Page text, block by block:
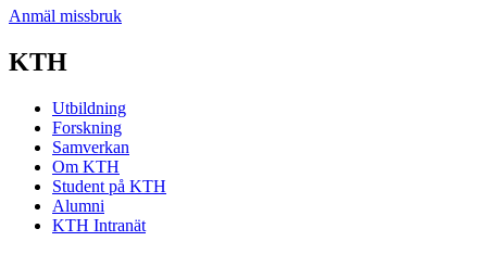
Anmäl missbruk
KTH
Utbildning
Forskning
Samverkan
Om KTH
Student på KTH
Alumni
KTH Intranät